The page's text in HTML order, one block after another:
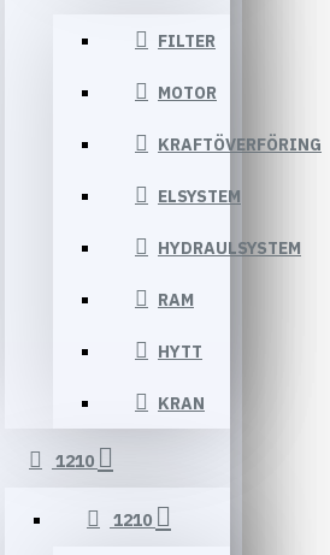
FILTER
MOTOR
KRAFTÖVERFÖRING
ELSYSTEM
HYDRAULSYSTEM
RAM
HYTT
KRAN
1210
1210